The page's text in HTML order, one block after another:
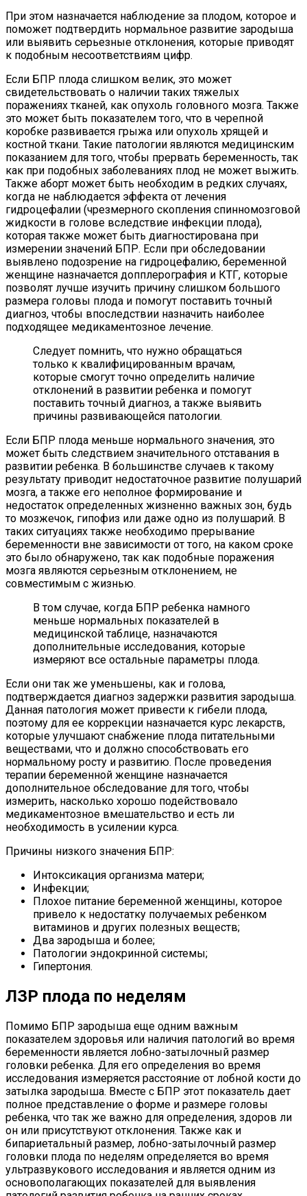
При этом назначается наблюдение за плодом, которое и
поможет подтвердить нормальное развитие зародыша
или выявить серьезные отклонения, которые приводят
к подобным несоответствиям цифр.
Если БПР плода слишком велик, это может
свидетельствовать о наличии таких тяжелых
поражениях тканей, как опухоль головного мозга. Также
это может быть показателем того, что в черепной
коробке развивается грыжа или опухоль хрящей и
костной ткани. Такие патологии являются медицинским
показанием для того, чтобы прервать беременность, так
как при подобных заболеваниях плод не может выжить.
Также аборт может быть необходим в редких случаях,
когда не наблюдается эффекта от лечения
гидроцефалии (чрезмерного скопления спинномозговой
жидкости в голове вследствие инфекции плода),
которая также может быть диагностирована при
измерении значений БПР. Если при обследовании
выявлено подозрение на гидроцефалию, беременной
женщине назначается допплерография и КТГ, которые
позволят лучше изучить причину слишком большого
размера головы плода и помогут поставить точный
диагноз, чтобы впоследствии назначить наиболее
подходящее медикаментозное лечение.
Следует помнить, что нужно обращаться
только к квалифицированным врачам,
которые смогут точно определить наличие
отклонений в развитии ребенка и помогут
поставить точный диагноз, а также выявить
причины развивающейся патологии.
Если БПР плода меньше нормального значения, это
может быть следствием значительного отставания в
развитии ребенка. В большинстве случаев к такому
результату приводит недостаточное развитие полушарий
мозга, а также его неполное формирование и
недостаток определенных жизненно важных зон, будь
то мозжечок, гипофиз или даже одно из полушарий. В
таких ситуациях также необходимо прерывание
беременности вне зависимости от того, на каком сроке
это было обнаружено, так как подобные поражения
мозга являются серьезным отклонением, не
совместимым с жизнью.
В том случае, когда БПР ребенка намного
меньше нормальных показателей в
медицинской таблице, назначаются
дополнительные исследования, которые
измеряют все остальные параметры плода.
Если они так же уменьшены, как и голова,
подтверждается диагноз задержки развития зародыша.
Данная патология может привести к гибели плода,
поэтому для ее коррекции назначается курс лекарств,
которые улучшают снабжение плода питательными
веществами, что и должно способствовать его
нормальному росту и развитию. После проведения
терапии беременной женщине назначается
дополнительное обследование для того, чтобы
измерить, насколько хорошо подействовало
медикаментозное вмешательство и есть ли
необходимость в усилении курса.
Причины низкого значения БПР:
Интоксикация организма матери;
Инфекции;
Плохое питание беременной женщины, которое
привело к недостатку получаемых ребенком
витаминов и других полезных веществ;
Два зародыша и более;
Патологии эндокринной системы;
Гипертония.
ЛЗР плода по неделям
Помимо БПР зародыша еще одним важным
показателем здоровья или наличия патологий во время
беременности является лобно-затылочный размер
головки ребенка. Для его определения во время
исследования измеряется расстояние от лобной кости до
затылка зародыша. Вместе с БПР этот показатель дает
полное представление о форме и размере головы
ребенка, что так же важно для определения, здоров ли
он или присутствуют отклонения. Также как и
бипариетальный размер, лобно-затылочный размер
головки плода по неделям определяется во время
ультразвукового исследования и является одним из
основополагающих показателей для выявления